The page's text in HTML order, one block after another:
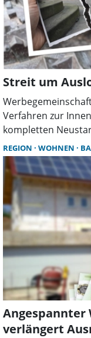
Streit um
Verfahren zur
kompletten
Auslobungstext
eine
hingegen, dass
berücksichtigt
REGION WOHNEN
Angespannter
verlängert